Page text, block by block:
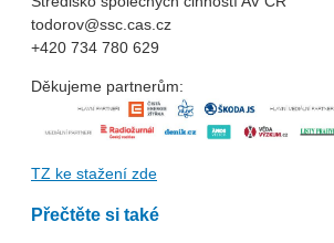
todorov@ssc.cas.cz
+420 734 780 629
Děkujeme partnerům:
TZ ke stažení zde
Přečtěte si také